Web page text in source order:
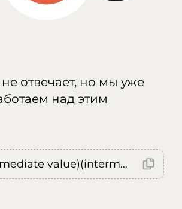
отвечает, но мы уже
над этим
Error: (intermediate value)(intermediate value)(intermediate value).replaceAll is not a function